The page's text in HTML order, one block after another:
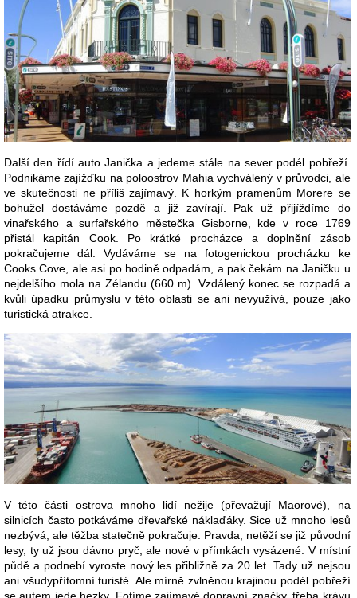
Další den řídí auto Janička a jedeme stále na sever podél pobřeží.
Podnikáme zajížďku na poloostrov Mahia vychválený v průvodci, ale
ve skutečnosti ne příliš zajímavý. K horkým pramenům Morere se
bohužel dostáváme pozdě a již zavírají. Pak už přijíždíme do
vinařského a surfařského městečka Gisborne, kde v roce 1769
přistál kapitán Cook. Po krátké procházce a doplnění zásob
pokračujeme dál. Vydáváme se na fotogenickou procházku ke
Cooks Cove, ale asi po hodině odpadám, a pak čekám na Janičku u
nejdelšího mola na Zélandu (660 m). Vzdálený konec se rozpadá a
kvůli úpadku průmyslu v této oblasti se ani nevyužívá, pouze jako
turistická atrakce.
V této části ostrova mnoho lidí nežije (převažují Maorové), na
silnicích často potkáváme dřevařské náklaďáky. Sice už mnoho lesů
nezbývá, ale těžba statečně pokračuje. Pravda, netěží se již původní
lesy, ty už jsou dávno pryč, ale nové v přímkách vysázené. V místní
půdě a podnebí vyroste nový les přibližně za 20 let. Tady už nejsou
ani všudypřítomní turisté. Ale mírně zvlněnou krajinou podél pobřeží